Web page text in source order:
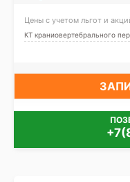
Цены с учетом льгот и
КТ краниовертебрального